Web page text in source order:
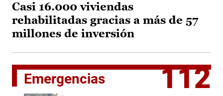
Casi 16.000 viviendas
rehabilitadas gracias a más de 57
millones de inversión
Emergencias 112